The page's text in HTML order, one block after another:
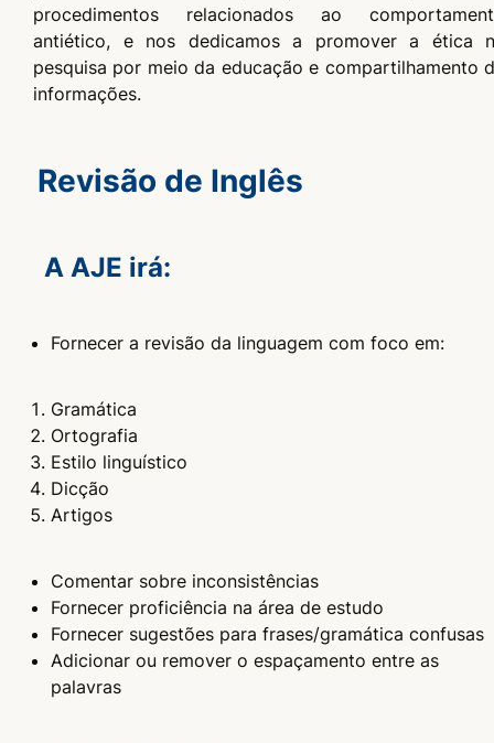
procedimentos relacionados ao
antiético, e nos dedicamos a promover a ética
pesquisa por meio da educação e compartilhamento
informações.
Revisão de Inglês
A AJE irá:
Fornecer a revisão da linguagem com foco em:
Gramática
Ortografia
Estilo linguístico
Dicção
Artigos
Comentar sobre inconsistências
Fornecer proficiência na área de estudo
Fornecer sugestões para frases/gramática confusas
Adicionar ou remover o espaçamento entre as
palavras